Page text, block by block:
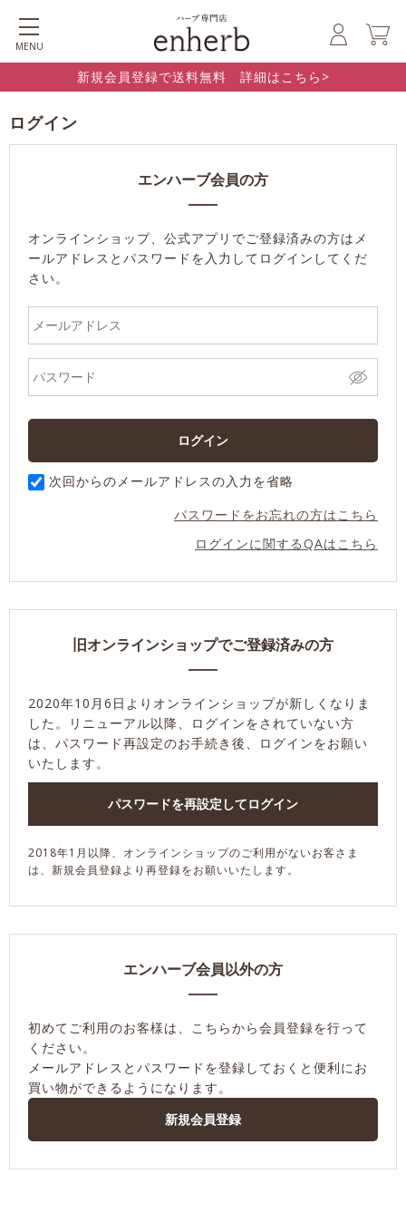
MENU
新規会員登録で送料無料 詳細はこちら>
ログイン
エンハーブ会員の方
オンラインショップ、公式アプリでご登録済みの方はメ
ールアドレスとパスワードを入力してログインしてくだ
さい。
次回からのメールアドレスの入力を省略
パスワードをお忘れの方はこちら
ログインに関するQAはこちら
エンハーブ会員以外の方
初めてご利用のお客様は、こちらから会員登録を行って
ください。
メールアドレスとパスワードを登録しておくと便利にお
買い物ができるようになります。
旧オンラインショップでご登録済みの方
2020年10月6日よりオンラインショップが新しくなりま
した。
リニューアル以降、ログインをされていない方
は、パスワード再設定のお手続き後、ログインをお願い
いたします。
2018年1月以降、オンラインショップのご利用がないお客さま
は、新規会員登録より再登録をお願いいたします。